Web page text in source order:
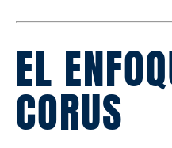
EL
CORUS